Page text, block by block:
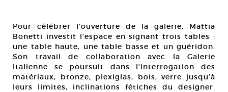
Pour célébrer l’ouverture de la galerie, Mattia
Bonetti investit l’espace en signant trois tables :
une table haute, une table basse et un guéridon.
Son travail de collaboration avec la Galerie
Italienne se poursuit dans l’interrogation des
matériaux, bronze, plexiglas, bois, verre jusqu’à
leurs limites, inclinations fétiches du designer.